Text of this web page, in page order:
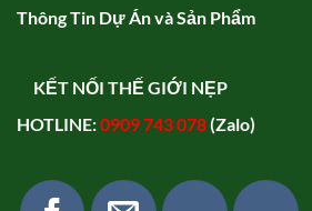
Thông Tin Dự Án và Sản Phẩm
KẾT NỐI THẾ GIỚI NẸP
HOTLINE:0909 743 078(Zalo)